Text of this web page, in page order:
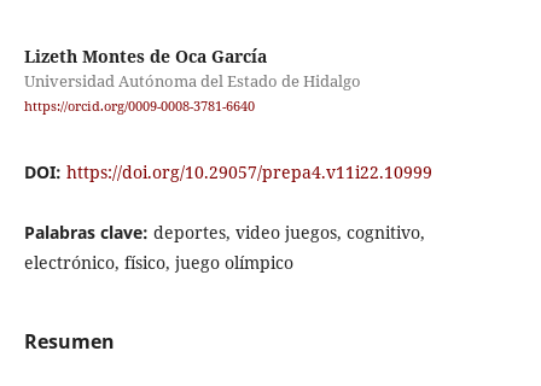
Lizeth Montes de Oca García
Universidad Autónoma del Estado de Hidalgo
https://orcid.org/0009-0008-3781-6640
DOI: https://doi.org/10.29057/prepa4.v11i22.10999
Palabras clave: deportes, video juegos, cognitivo,
electrónico, físico, juego olímpico
Resumen